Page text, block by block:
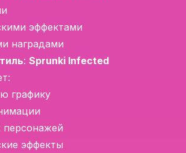
эффектами
наградами
: Sprunki Infected
графику
эффекты